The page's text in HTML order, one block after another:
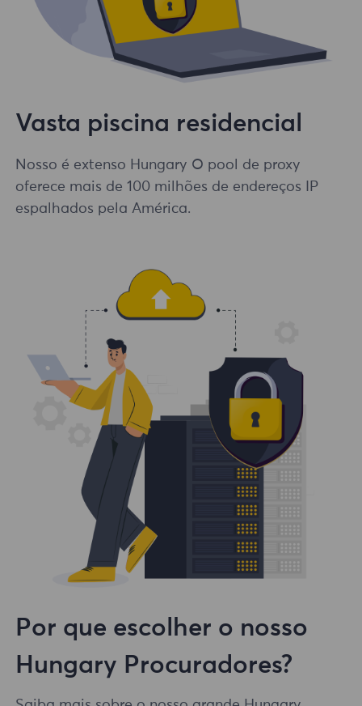
Vasta piscina residencial
Nosso é extenso Hungary O pool de proxy
oferece mais de 100 milhões de endereços IP
espalhados pela América.
Por que escolher o nosso
Hungary Procuradores?